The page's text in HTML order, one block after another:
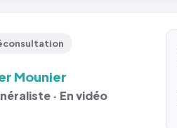
Mounier
· En vidéo